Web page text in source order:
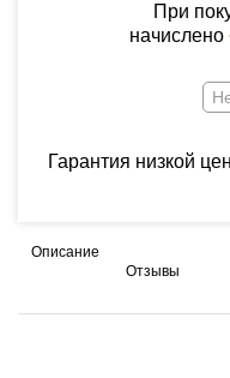
При
начислено
Гарантия низкой
Описание
Отзывы